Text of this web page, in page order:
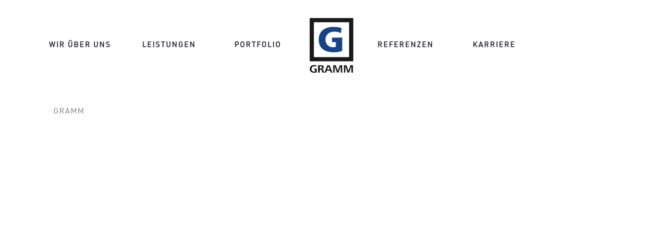
WIR ÜBER UNS LEISTUNGEN PORTFOLIO REFERENZEN KARRIERE
GRAMM